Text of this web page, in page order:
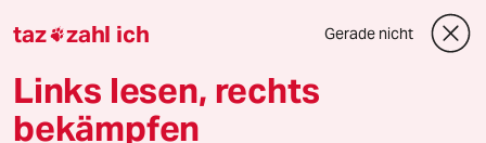
Feedback
Aboservice
taz zahl ich Gerade nicht
Links lesen, rechts
bekämpfen